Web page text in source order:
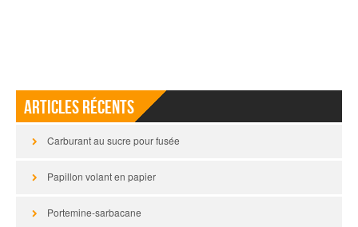
Articles récents
Carburant au sucre pour fusée
Papillon volant en papier
Portemine-sarbacane